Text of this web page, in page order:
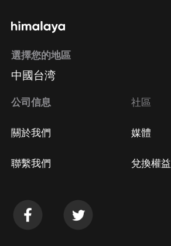
方法 Google Play取消訂閱方法
選擇您的地區
中國台湾
公司信息
關於我們
聯繫我們
社區
媒體
兌換權益